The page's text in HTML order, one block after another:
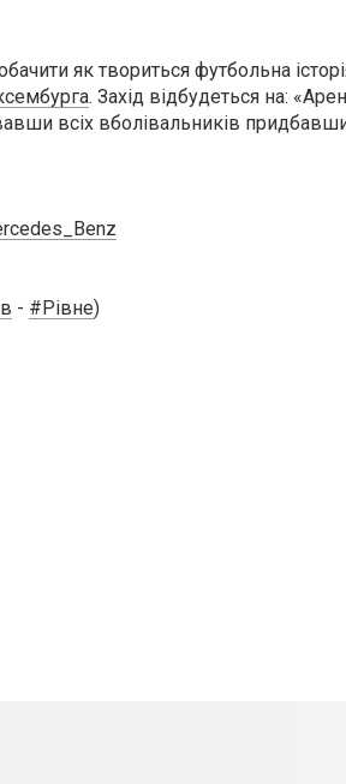
як твориться футбольна
. Захід відбудеться на:
всіх вболівальників
- #Рівне)